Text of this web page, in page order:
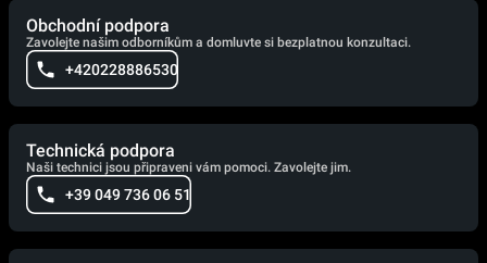
Obchodní podpora
Zavolejte našim odborníkům a domluvte si bezplatnou konzultaci.
+420228886530
Technická podpora
Naši technici jsou připraveni vám pomoci. Zavolejte jim.
+39 049 736 06 51